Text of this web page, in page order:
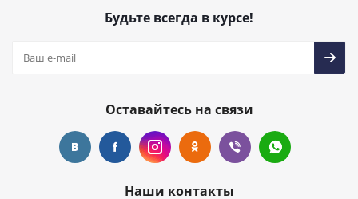
Будьте всегда в курсе!
Оставайтесь на связи
Наши контакты